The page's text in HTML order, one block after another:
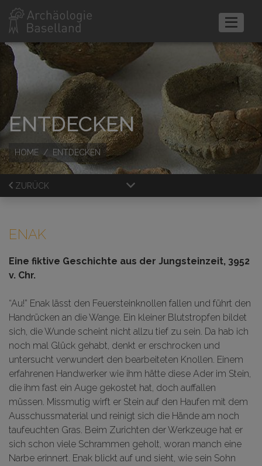
ENTDECKEN
HOME ENTDECKEN
ZURÜCK
ENAK
Eine fiktive Geschichte aus der Jungsteinzeit, 3952
v. Chr.
“Au!” Enak lässt den Feuersteinknollen fallen und führt den
Handrücken an die Wange. Ein kleiner Blutstropfen bildet
sich, die Wunde scheint nicht allzu tief zu sein. Da hab ich
noch mal Glück gehabt, denkt er erschrocken und
untersucht verwundert den bearbeiteten Knollen. Einem
erfahrenen Handwerker wie ihm hätte diese Ader im Stein,
die ihm fast ein Auge gekostet hat, doch auffallen
müssen. Missmutig wirft er Stein auf den Haufen mit dem
Ausschussmaterial und reinigt sich die Hände am noch
taufeuchten Gras. Beim Zurichten der Werkzeuge hat er
sich schon viele Schrammen geholt, woran manch eine
Narbe erinnert. Enak blickt auf und sieht, wie sein Sohn